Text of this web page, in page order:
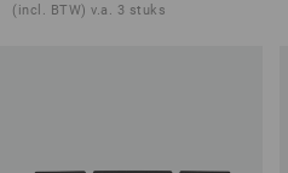
(incl. BTW) v.a. 3 stuks